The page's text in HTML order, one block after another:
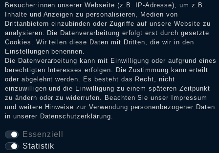
Impressum
Daten­schutz­erklärung
AGB
Widerrufs­recht
Besucher:innen unserer Webseite (z.B. IP-Adresse), um z.B.
Inhalte und Anzeigen zu personalisieren, Medien von
Drittanbietern einzubinden oder Zugriffe auf unsere Website zu
analysieren. Die Datenverarbeitung erfolgt erst durch gesetzte
Cookies. Wir teilen diese Daten mit Dritten, die wir in den
Einstellungen benennen.
Die Datenverarbeitung kann mit Einwilligung oder aufgrund eines
berechtigten Interesses erfolgen. Die Zustimmung kann erteilt
oder abgelehnt werden. Es besteht das Recht, nicht
einzuwilligen und die Einwilligung zu einem späteren Zeitpunkt
zu ändern oder zu widerrufen. Beachten Sie unser
Impressum
und weitere Hinweise zur Verwendung personenbezogener Daten
in unserer Daten­schutz­erklärung.
Essenziell
Statistik